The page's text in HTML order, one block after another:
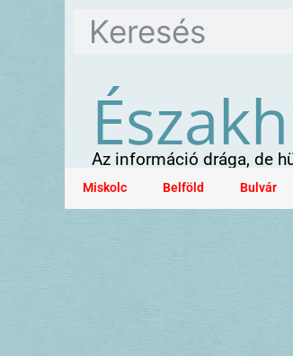
Az információ drága, de
Miskolc Belföld Bulvár